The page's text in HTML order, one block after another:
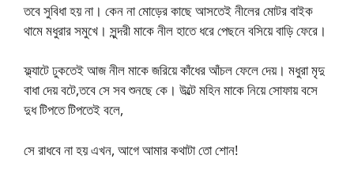
তবে সুবিধা হয় না। কেন না মোড়ের কাছে আসতেই নীলের মোটর বাইক
থামে মধুরার সমুখে। সুন্দরী মাকে নীল হাতে ধরে পেছনে বসিয়ে বাড়ি ফেরে।
ফ্ল্যাটে ঢুকতেই আজ নীল মাকে জরিয়ে কাঁধের আঁচল ফেলে দেয়। মধুরা মৃদু
বাধা দেয় বটে,তবে সে সব শুনছে কে। উল্টে মহিন মাকে নিয়ে সোফায় বসে
দুধ টিপতে টিপতেই বলে,
সে রাধবে না হয় এখন, আগে আমার কথাটা তো শোন!